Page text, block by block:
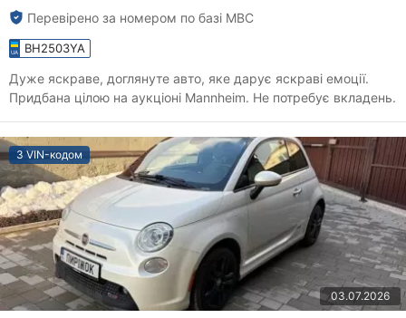
Перевірено за номером по базі МВС
BH2503YA
Дуже яскраве, доглянуте авто, яке дарує яскраві емоції.
Придбана цілою на аукціоні Mannheim. Не потребує вкладень.
З VIN-кодом
03.07.2026